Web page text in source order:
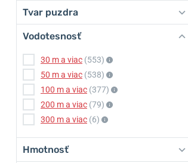
Tvar puzdra
Vodotesnosť
30 m a viac (553)
50 m a viac (538)
100 m a viac (377)
200 m a viac (79)
300 m a viac (6)
Hmotnosť